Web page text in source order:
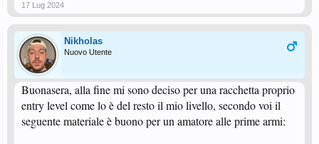
17 Lug 2024
Nikholas
Nuovo Utente
Buonasera, alla fine mi sono deciso per una racchetta proprio
entry level come lo è del resto il mio livello, secondo voi il
seguente materiale è buono per un amatore alle prime armi: